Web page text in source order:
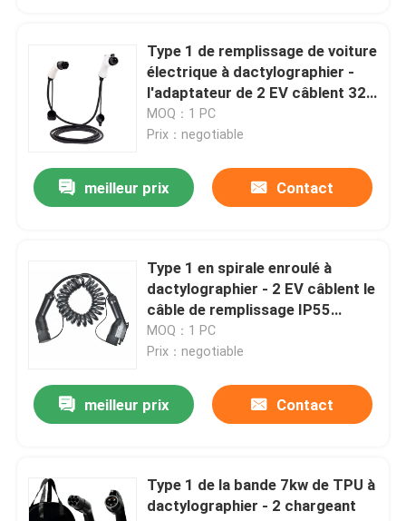
Demandez une citation
Chargeur portatif d'ev
Type - 2 à dactylographier - câble de 2 EV
Type 1 pour dactylographier - le câble de 2 EV
disjoncteur de rccb
Type - câble attaché par 2
Type 1 de remplissage de voiture
électrique à dactylographier -
l'adaptateur de 2 EV câblent 32A
le mode 3 3kg
MOQ：1 PC
Prix：negotiable
meilleur prix Contact
Type 1 en spirale enroulé à
dactylographier - 2 EV câblent le
câble de remplissage IP55
d'EVSE
MOQ：1 PC
Prix：negotiable
meilleur prix Contact
Type 1 de la bande 7kw de TPU à
dactylographier - 2 chargeant